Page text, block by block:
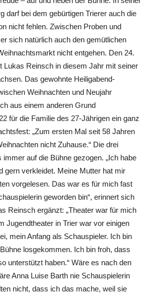
darf bei dem gebürtigen Trierer auch die
nicht fehlen. Zwischen Proben und
sich natürlich auch den gemütlichen
nicht entgehen. Den 24.
Lukas Reinsch in diesem Jahr mit seiner
Das gewohnte Heiligabend-
Weihnachten und Neujahr
aus einem anderen Grund
für die Familie des 27-Jährigen ein ganz
„Zum ersten Mal seit 58 Jahren
nicht Zuhause.“ Die drei
immer auf die Bühne gezogen. „Ich habe
gern verkleidet. Meine Mutter hat mir
vorgelesen. Das war es für mich fast
geworden bin“, erinnert sich
Reinsch ergänzt: „Theater war für mich
Jugendtheater in Trier war vor einigen
mein Anfang als Schauspieler. Ich bin
losgekommen. Ich bin froh, dass
unterstützt haben.“ Wäre es nach den
Anna Luise Barth nie Schauspielerin
nicht, dass ich das mache, weil sie